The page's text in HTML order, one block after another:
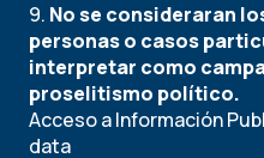
9. No se consideraran
personas o casos
interpretar como
proselitismo político.
Acceso a Información
data